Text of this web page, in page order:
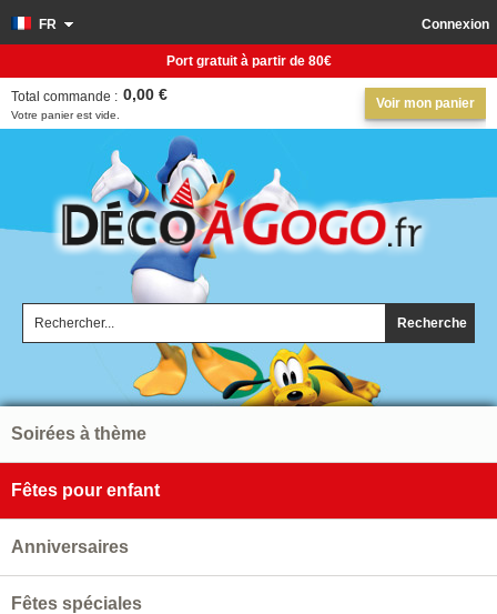
Recherche
Connexion
FR
Voir mon panier
Votre panier est vide.
Total commande : 0,00 €
Port gratuit à partir de 80€
Soirées à thème
Fêtes pour enfant
Anniversaires
Fêtes spéciales